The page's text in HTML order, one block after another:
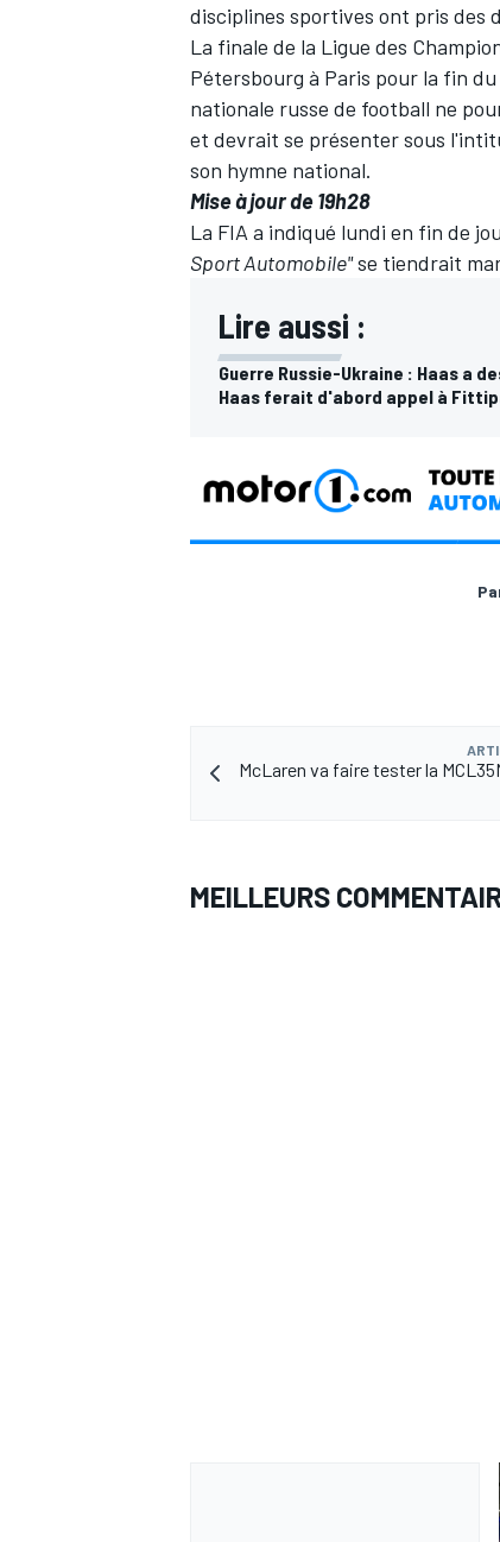
AUTRES CHAMPIONNATS
disciplines sportives ont pris des
La finale de la Ligue des
Pétersbourg à Paris pour la fin
nationale russe de football ne
et devrait se présenter sous
son hymne national.
Mise à jour de 19h28
La FIA a indiqué lundi en fin de
Sport Automobile"se tiendrait
Lire aussi :
Guerre Russie-Ukraine : Haas a
Haas ferait d'abord appel à
McLaren va faire tester la
MEILLEURS